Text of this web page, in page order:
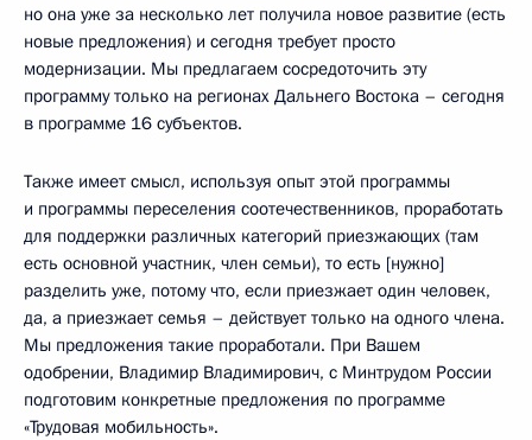
но она уже за несколько лет получила новое развитие (есть
новые предложения) и сегодня требует просто
модернизации. Мы предлагаем сосредоточить эту
программу только на регионах Дальнего Востока – сегодня
в программе 16 субъектов.
Также имеет смысл, используя опыт этой программы
и программы переселения соотечественников, проработать
для поддержки различных категорий приезжающих (там
есть основной участник, член семьи), то есть [нужно]
разделить уже, потому что, если приезжает один человек,
да, а приезжает семья – действует только на одного члена.
Мы предложения такие проработали. При Вашем
одобрении, Владимир Владимирович, с Минтрудом России
подготовим конкретные предложения по программе
«Трудовая мобильность».